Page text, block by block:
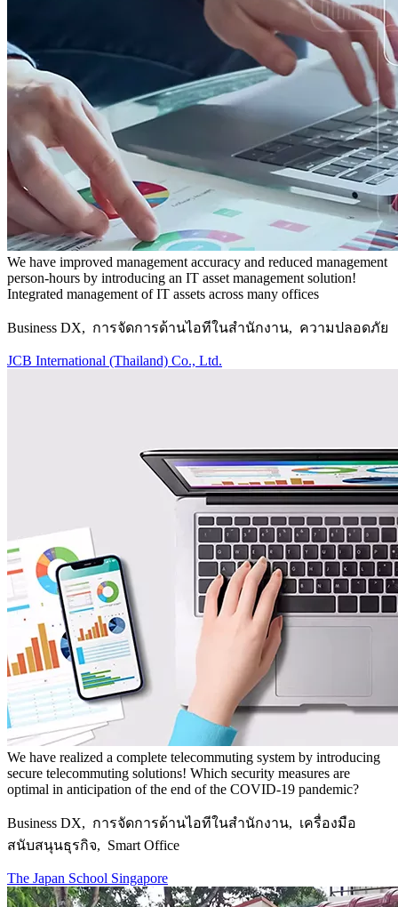
We have improved management accuracy and reduced management
person-hours by introducing an IT asset management solution!
Integrated management of IT assets across many offices
Business DX, การจัดการด้านไอทีในสำนักงาน, ความปลอดภัย
JCB International (Thailand) Co., Ltd.
We have realized a complete telecommuting system by introducing
secure telecommuting solutions! Which security measures are
optimal in anticipation of the end of the COVID-19 pandemic?
Business DX, การจัดการด้านไอทีในสำนักงาน, เครื่องมือ
สนับสนุนธุรกิจ, Smart Office
The Japan School Singapore